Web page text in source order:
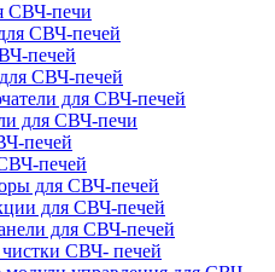
СВЧ-печи
СВЧ-печей
печей
СВЧ-печей
для СВЧ-печей
для СВЧ-печи
печей
печей
для СВЧ-печей
для СВЧ-печей
для СВЧ-печей
чистки СВЧ- печей